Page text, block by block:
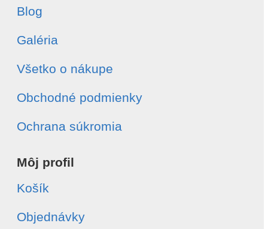
Blog
Galéria
Všetko o nákupe
Obchodné podmienky
Ochrana súkromia
Môj profil
Košík
Objednávky